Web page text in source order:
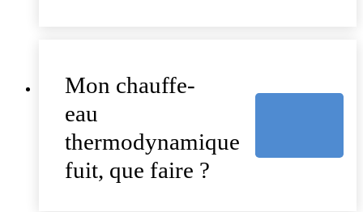
Mon chauffe-
eau
thermodynamique
fuit, que faire ?